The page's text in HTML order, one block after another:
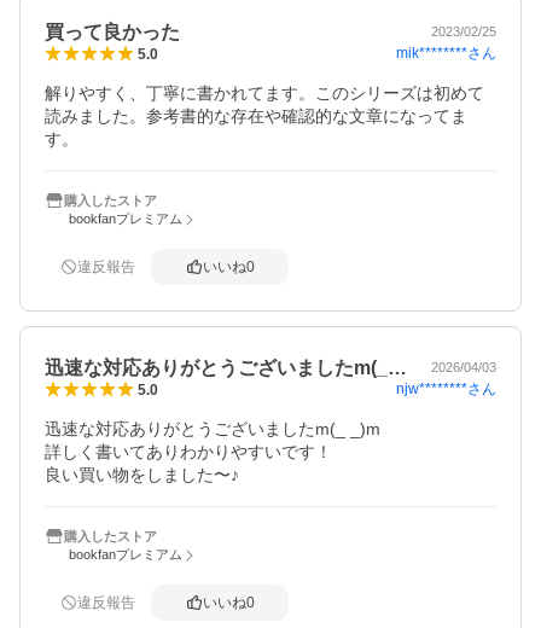
買って良かった 2023/02/25
5.0 mik********さん
解りやすく、丁寧に書かれてます。このシリーズは初めて
読みました。参考書的な存在や確認的な文章になってま
す。
購入したストア
bookfanプレミアム
違反報告 いいね0
迅速な対応ありがとうございましたm(_… 2026/04/03
5.0 njw********さん
迅速な対応ありがとうございましたm(_ _)m
詳しく書いてありわかりやすいです！
良い買い物をしました〜♪
購入したストア
bookfanプレミアム
違反報告 いいね0